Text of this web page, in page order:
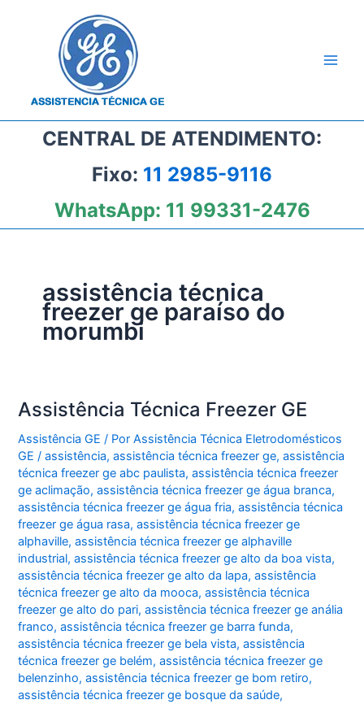
CENTRAL DE ATENDIMENTO:
Fixo: 11 2985-9116
WhatsApp: 11 99331-2476
assistência técnica
freezer ge paraíso do
morumbi
Assistência Técnica Freezer GE
Assistência GE / PorAssistência Técnica Eletrodomésticos
GE/assistência,assistência técnica freezer ge,assistência
técnica freezer ge abc paulista,assistência técnica freezer
ge aclimação,assistência técnica freezer ge água branca,
assistência técnica freezer ge água fria,assistência técnica
freezer ge água rasa,assistência técnica freezer ge
alphaville,assistência técnica freezer ge alphaville
industrial,assistência técnica freezer ge alto da boa vista,
assistência técnica freezer ge alto da lapa,assistência
técnica freezer ge alto da mooca,assistência técnica
freezer ge alto do pari,assistência técnica freezer ge anália
franco,assistência técnica freezer ge barra funda,
assistência técnica freezer ge bela vista,assistência
técnica freezer ge belém,assistência técnica freezer ge
belenzinho,assistência técnica freezer ge bom retiro,
assistência técnica freezer ge bosque da saúde,